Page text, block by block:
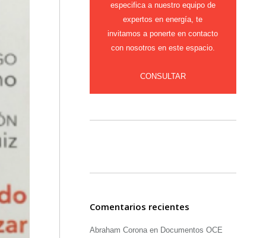
especifica a nuestro equipo de
expertos en energía, te
invitamos a ponerte en contacto
con nosotros en este espacio.
CONSULTAR
Comentarios recientes
Abraham Coronaen Documentos OCE